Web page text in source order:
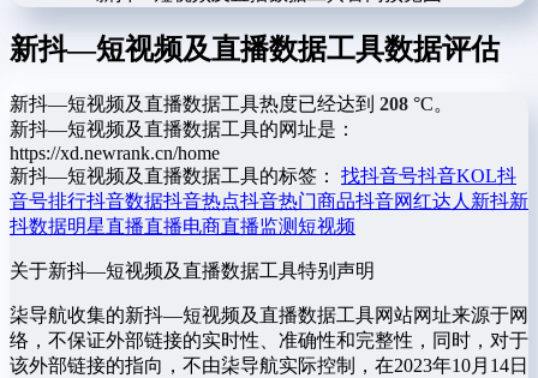
新抖—短视频及直播数据工具数据评估
新抖—短视频及直播数据工具热度已经达到 208 °C。
新抖—短视频及直播数据工具的网址是：
https://xd.newrank.cn/home
新抖—短视频及直播数据工具的标签： 找抖音号抖音KOL抖
音号排行抖音数据抖音热点抖音热门商品抖音网红达人 新抖新
抖数据明星直播直播电商直播监测短视频
关于新抖—短视频及直播数据工具特别声明
柒导航收集的新抖—短视频及直播数据工具网站网址来源于网
络，不保证外部链接的实时性、准确性和完整性，同时，对于
该外部链接的指向，不由柒导航实际控制，在2023年10月14日